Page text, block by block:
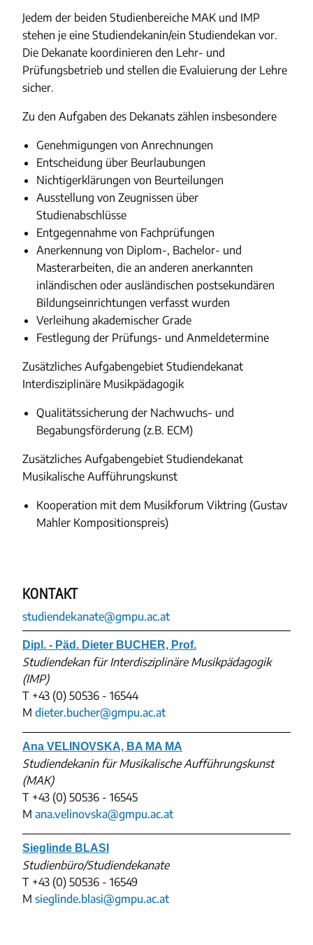
Jedem der beiden Studienbereiche MAK und IMP
stehen je eine Studiendekanin/ein Studiendekan vor.
Die Dekanate koordinieren den Lehr- und
Prüfungsbetrieb und stellen die Evaluierung der Lehre
sicher.
Zu den Aufgaben des Dekanats zählen insbesondere
Genehmigungen von Anrechnungen
Entscheidung über Beurlaubungen
Nichtigerklärungen von Beurteilungen
Ausstellung von Zeugnissen über
Studienabschlüsse
Entgegennahme von Fachprüfungen
Anerkennung von Diplom-, Bachelor- und
Masterarbeiten, die an anderen anerkannten
inländischen oder ausländischen postsekundären
Bildungseinrichtungen verfasst wurden
Verleihung akademischer Grade
Festlegung der Prüfungs- und Anmeldetermine
Zusätzliches Aufgabengebiet Studiendekanat
Interdisziplinäre Musikpädagogik
Qualitätssicherung der Nachwuchs- und
Begabungsförderung (z.B. ECM)
Zusätzliches Aufgabengebiet Studiendekanat
Musikalische Aufführungskunst
Kooperation mit dem Musikforum Viktring (Gustav
Mahler Kompositionspreis)
KONTAKT
studiendekanate@gmpu.ac.at
Dipl. - Päd. Dieter BUCHER, Prof.
Studiendekan für Interdisziplinäre Musikpädagogik
(IMP)
T +43 (0) 50536 - 16544
M dieter.bucher@gmpu.ac.at
Ana VELINOVSKA, BA MA MA
Studiendekanin für Musikalische Aufführungskunst
(MAK)
T +43 (0) 50536 - 16545
M ana.velinovska@gmpu.ac.at
Sieglinde BLASI
Studienbüro/Studiendekanate
T +43 (0) 50536 - 16549
M sieglinde.blasi@gmpu.ac.at